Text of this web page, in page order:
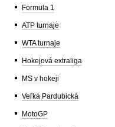
Formula 1
ATP turnaje
WTA turnaje
Hokejová extraliga
MS v hokeji
Veľká Pardubická
MotoGP